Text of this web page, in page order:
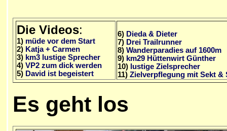
Die Videos:
1) müde vor dem Start
2) Katja + Carmen
3) km3 lustige Sprecher
4) VP2 zum dick werden
5) David ist begeistert
6) Dieda & Dieter
7) Drei Trailrunner
8) Wanderparadies auf 1600m
9) km29 Hüttenwirt Günther
10) lustige Zielsprecher
11) Zielverpflegung mit Sekt &
Es geht los